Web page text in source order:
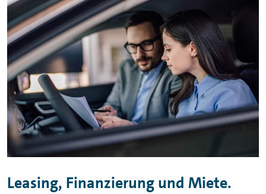
Leasing, Finanzierung und Miete.